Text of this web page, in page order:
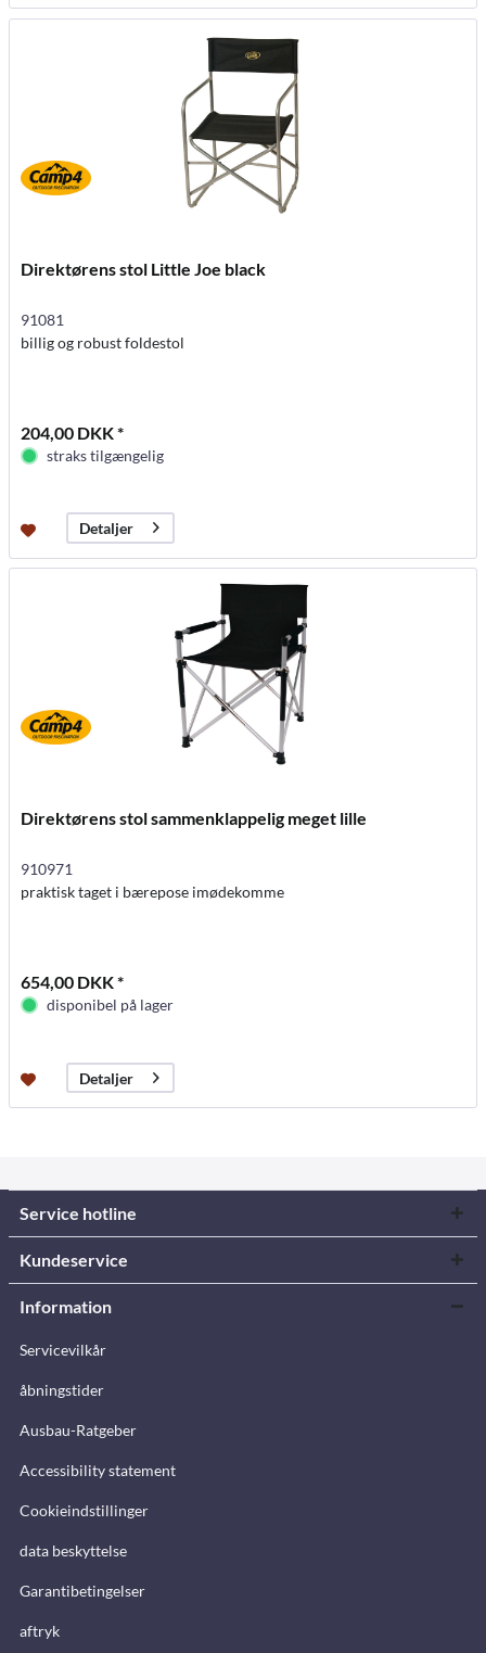
Direktørens stol Little Joe black
91081
billig og robust foldestol
204,00 DKK *
straks tilgængelig
Detaljer
Direktørens stol sammenklappelig meget lille
910971
praktisk taget i bærepose imødekomme
654,00 DKK *
disponibel på lager
Detaljer
Service hotline
Kundeservice
Information
Servicevilkår
åbningstider
Ausbau-Ratgeber
Accessibility statement
Cookieindstillinger
data beskyttelse
Garantibetingelser
aftryk